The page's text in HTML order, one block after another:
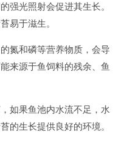
强光照射会促进其生长。
易于滋生。
氮和磷等营养物质，会导
来源于鱼饲料的残余、鱼
如果鱼池内水流不足，水
的生长提供良好的环境。